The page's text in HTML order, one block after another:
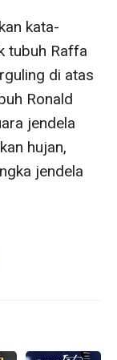
kata-
tubuh Raffa
di atas
Ronald
jendela
hujan,
jendela